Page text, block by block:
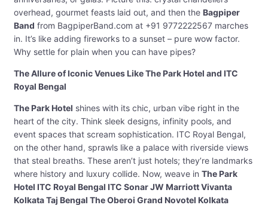
overhead, gourmet feasts laid out, and then the Bagpiper
Band from BagpiperBand.com at +91 9772222567 marches
in. It’s like adding fireworks to a sunset – pure wow factor.
Why settle for plain when you can have pipes?
The Allure of Iconic Venues Like The Park Hotel and ITC
Royal Bengal
The Park Hotel shines with its chic, urban vibe right in the
heart of the city. Think sleek designs, infinity pools, and
event spaces that scream sophistication. ITC Royal Bengal,
on the other hand, sprawls like a palace with riverside views
that steal breaths. These aren’t just hotels; they’re landmarks
where history and luxury collide. Now, weave in The Park
Hotel ITC Royal Bengal ITC Sonar JW Marriott Vivanta
Kolkata Taj Bengal The Oberoi Grand Novotel Kolkata